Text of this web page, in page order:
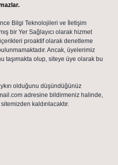
Bilgi Teknolojileri ve İletişim
bir Yer Sağlayıcı olarak hizmet
proaktif olarak denetleme
Ancak, üyelerimiz
taşımakta olup, siteye üye olarak bu
olduğunu düşündüğünüz
adresine bildirmeniz halinde,
kaldırılacaktır.